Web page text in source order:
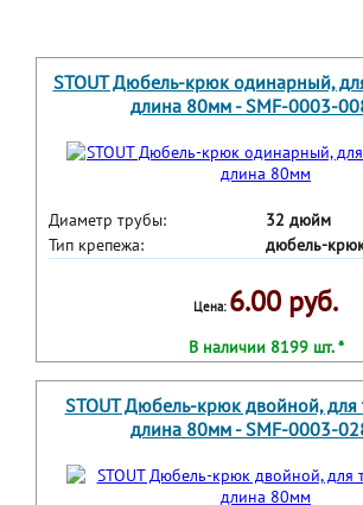
STOUT Дюбель-крюк одинарный,
длина 80мм - SMF-0003-
Диаметр трубы:
32 дюйм
Тип крепежа:
дюбель-
Цена: 6.00 руб.
В наличии 8199 шт. *
STOUT Дюбель-крюк двойной, для
длина 80мм - SMF-0003-